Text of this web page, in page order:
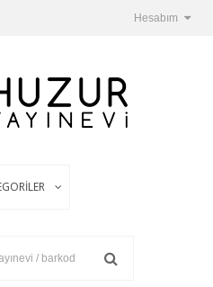
Hesabım